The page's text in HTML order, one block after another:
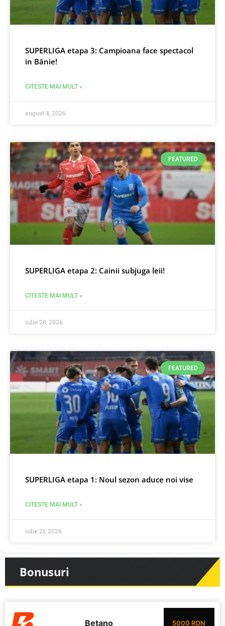
SUPERLIGA etapa 3: Campioana face spectacol
in Bănie!
CITESTE MAI MULT »
august 4, 2026
FEATURED
SUPERLIGA etapa 2: Cainii subjuga leii!
CITESTE MAI MULT »
iulie 28, 2026
FEATURED
SUPERLIGA etapa 1: Noul sezon aduce noi vise
CITESTE MAI MULT »
iulie 21, 2026
Bonusuri
Betano 5000 RON